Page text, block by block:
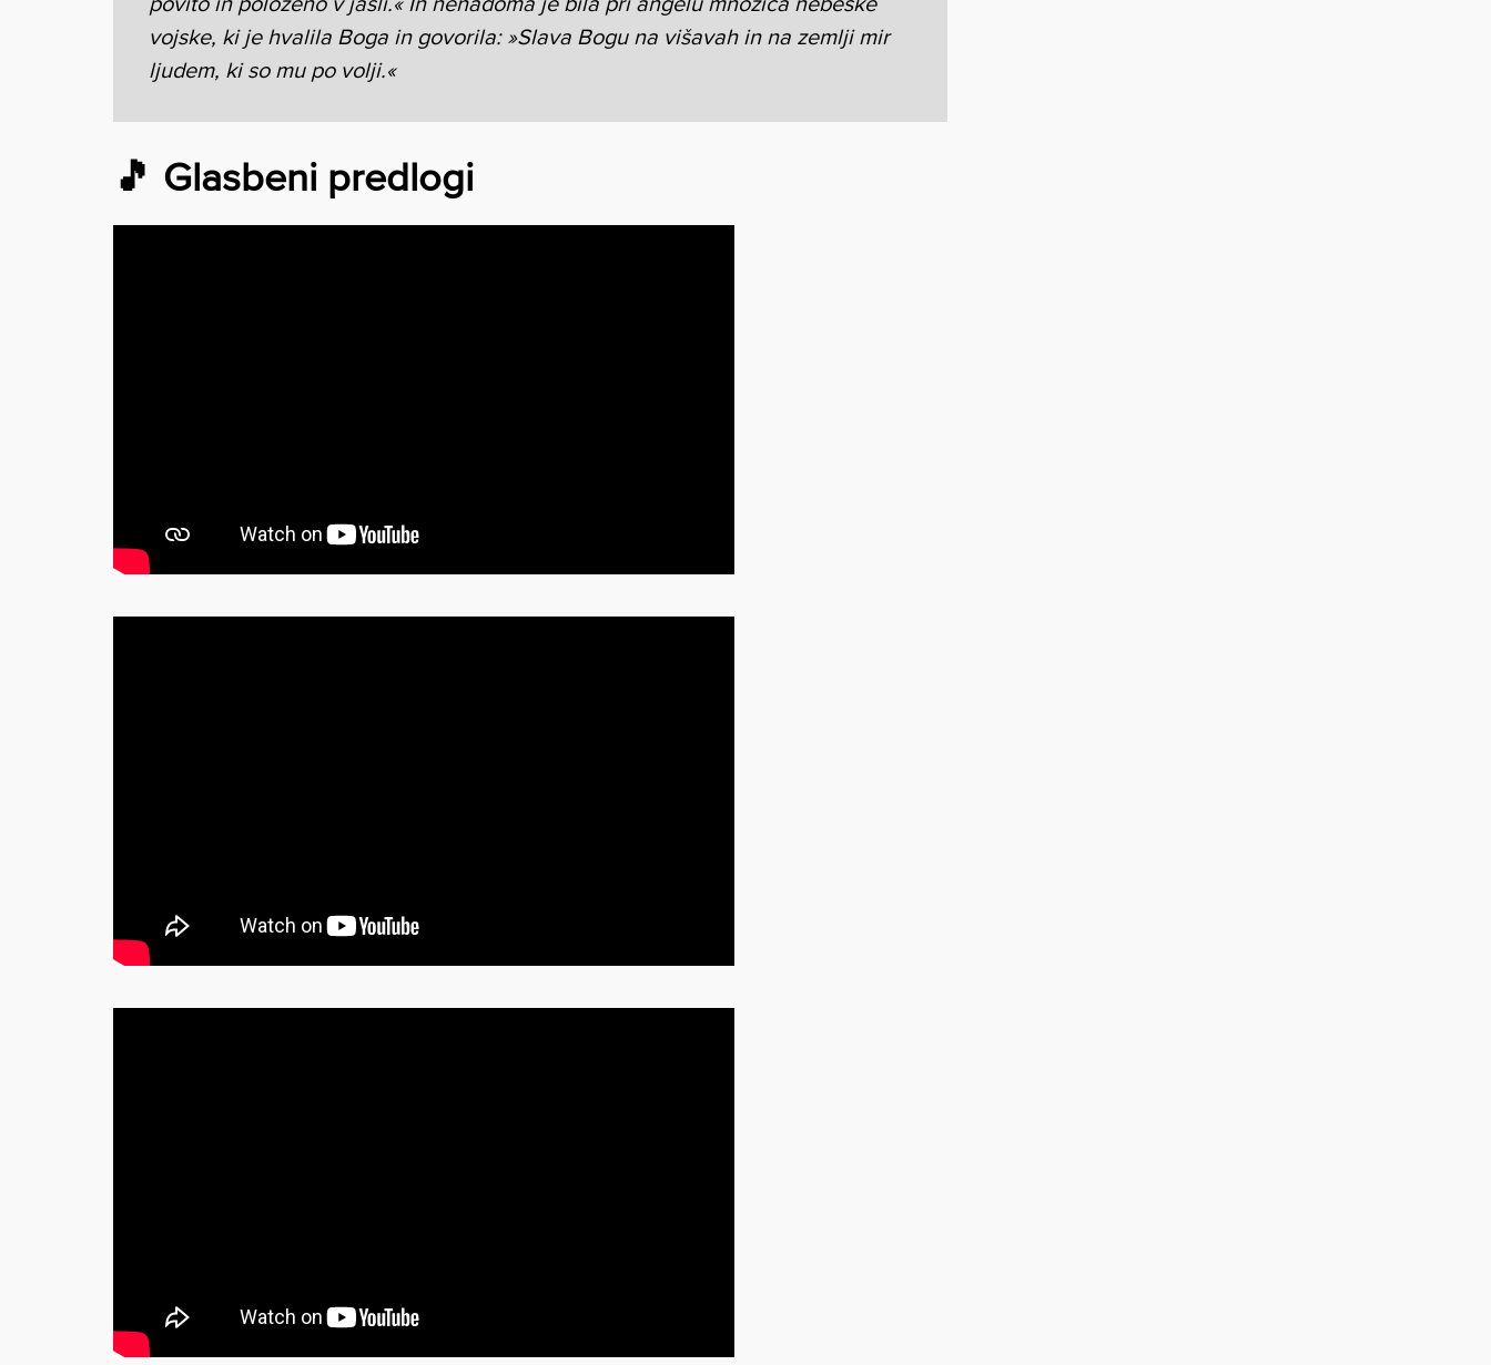
vojske, ki je hvalila Boga in govorila: »Slava Bogu na višavah in na zemlji mir
ljudem, ki so mu po volji.«
🎵 Glasbeni predlogi